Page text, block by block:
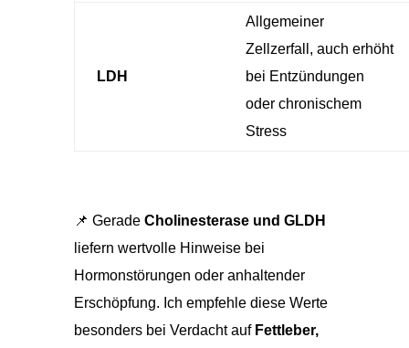
LDH
Allgemeiner
Zellzerfall, auch erhöht
bei Entzündungen
oder chronischem
Stress
📌 Gerade Cholinesterase und GLDH
liefern wertvolle Hinweise bei
Hormonstörungen oder anhaltender
Erschöpfung. Ich empfehle diese Werte
besonders bei Verdacht auf Fettleber,